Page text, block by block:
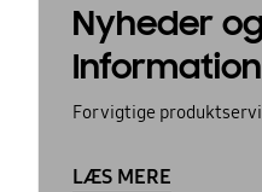
Nyheder
Information
For vigtige
LÆS MERE